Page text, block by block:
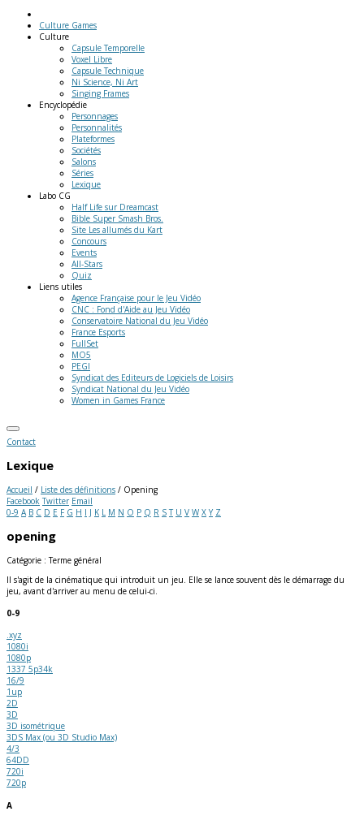
Culture Games
Culture
Capsule Temporelle
Voxel Libre
Capsule Technique
Ni Science, Ni Art
Singing Frames
Encyclopédie
Personnages
Personnalités
Plateformes
Sociétés
Salons
Séries
Lexique
Labo CG
Half Life sur Dreamcast
Bible Super Smash Bros.
Site Les allumés du Kart
Concours
Events
All-Stars
Quiz
Liens utiles
Agence Française pour le Jeu Vidéo
CNC : Fond d'Aide au Jeu Vidéo
Conservatoire National du Jeu Vidéo
France Esports
FullSet
MO5
PEGI
Syndicat des Editeurs de Logiciels de Loisirs
Syndicat National du Jeu Vidéo
Women in Games France
Contact
Lexique
Accueil / Liste des définitions / Opening
Facebook Twitter Email
0-9 A B C D E F G H I J K L M N O P Q R S T U V W X Y Z
opening
Catégorie : Terme général
Il s'agit de la cinématique qui introduit un jeu. Elle se lance souvent dès le démarrage du
jeu, avant d'arriver au menu de celui-ci.
0-9
.xyz
1080i
1080p
1337 5p34k
16/9
1up
2D
3D
3D isométrique
3DS Max (ou 3D Studio Max)
4/3
64DD
720i
720p
A